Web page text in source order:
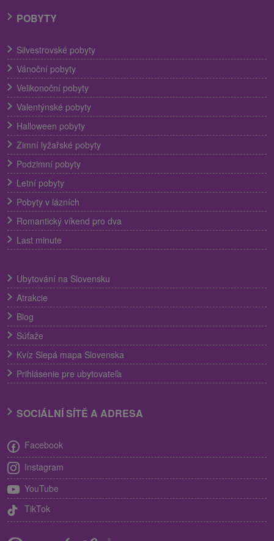
POBYTY
Silvestrovské pobyty
Vánoční pobyty
Velikonoční pobyty
Valentýnské pobyty
Halloween pobyty
Zimní lyžařské pobyty
Podzimní pobyty
Letní pobyty
Pobyty v lázních
Romantický víkend pro dva
Last minute
Ubytování na Slovensku
Atrakcie
Blog
Súťaže
Kvíz Slepá mapa Slovenska
Prihlásenie pre ubytovateľa
SOCIÁLNÍ SÍTĚ A ADRESA
Facebook
Instagram
YouTube
TikTok